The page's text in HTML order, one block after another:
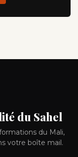
du Sahel
du Mali,
votre boîte mail.